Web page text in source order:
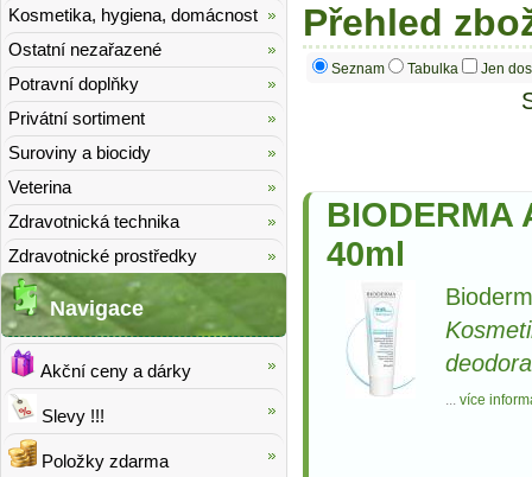
Přehled
Seznam Tabulka Jen
BIODERMA
40ml
... více
Kosmetika, hygiena, domácnost
Ostatní nezařazené
Potravní doplňky
Privátní sortiment
Suroviny a biocidy
Veterina
Zdravotnická technika
Zdravotnické prostředky
Navigace
Akční ceny a dárky
Slevy !!!
Položky zdarma